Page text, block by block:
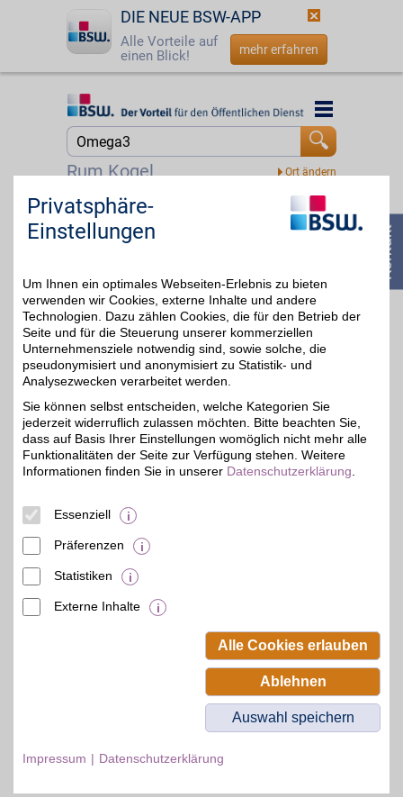
DIE NEUE BSW-APP
Alle Vorteile auf
einen Blick!
mehr erfahren
Startseite
Jetzt BSW-Mitglied werden
☎ 0800 - 279 25 82
Rum Kogel
Startseite
Suche
Sensilab
Wohlbefinden bewusst
und einen aktiven Alltag -
mit ausgewählten
Inhaltsstoffen und
modernen Rezepturen.
Mit BSW-Vorteil
profitieren Sie bei Ihrer
Bestellung.
Zum Partnerprofil
© BSW Verbraucher-Service
Privatsphäre-
Einstellungen
Um Ihnen ein optimales Webseiten-Erlebnis zu bieten
verwenden wir Cookies, externe Inhalte und andere
Technologien. Dazu zählen Cookies, die für den Betrieb der
Seite und für die Steuerung unserer kommerziellen
Unternehmensziele notwendig sind, sowie solche, die
pseudonymisiert und anonymisiert zu Statistik- und
Analysezwecken verarbeitet werden.
Sie können selbst entscheiden, welche Kategorien Sie
jederzeit widerruflich zulassen möchten. Bitte beachten Sie,
dass auf Basis Ihrer Einstellungen womöglich nicht mehr alle
Funktionalitäten der Seite zur Verfügung stehen. Weitere
Informationen finden Sie in unserer Datenschutzerklärung
Essenziell
Präferenzen
Statistiken
Externe Inhalte
Alle Cookies erlauben
Ablehnen
Auswahl speichern
Impressum Datenschutzerklärung